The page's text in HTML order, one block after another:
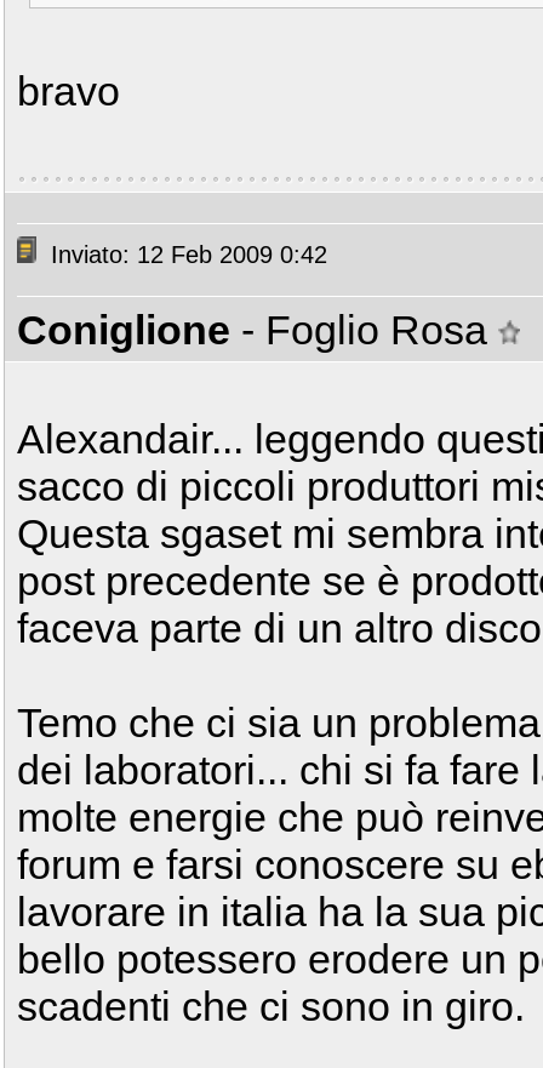
bravo
Inviato: 12 Feb 2009 0:42
Coniglione - Foglio Rosa
Alexandair... leggendo
sacco di piccoli produttori
Questa sgaset mi sembra
post precedente se è
faceva parte di un altro
Temo che ci sia un
dei laboratori... chi si fa fare
molte energie che può
forum e farsi conoscere su
lavorare in italia ha la sua
bello potessero erodere un
scadenti che ci sono in giro.